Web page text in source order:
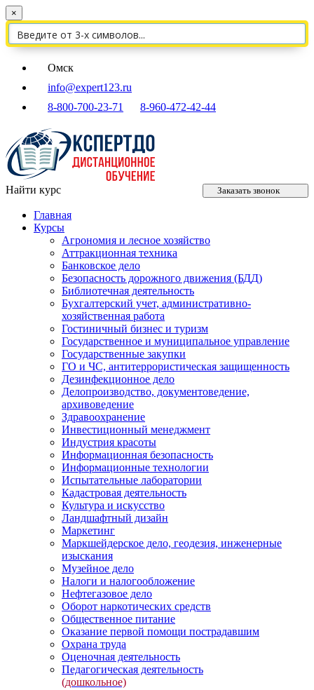
×
Омск
info@expert123.ru
8-800-700-23-71
8-960-472-42-44
Найти курс Заказать звонок
Главная
Курсы
Агрономия и лесное хозяйство
Аттракционная техника
Банковское дело
Безопасность дорожного движения (БДД)
Библиотечная деятельность
Бухгалтерский учет, административно-
хозяйственная работа
Гостиничный бизнес и туризм
Государственное и муниципальное управление
Государственные закупки
ГО и ЧС, антитеррористическая защищенность
Дезинфекционное дело
Делопроизводство, документоведение,
архивоведение
Здравоохранение
Инвестиционный менеджмент
Индустрия красоты
Информационная безопасность
Информационные технологии
Испытательные лаборатории
Кадастровая деятельность
Культура и искусство
Ландшафтный дизайн
Маркетинг
Маркшейдерское дело, геодезия, инженерные
изыскания
Музейное дело
Налоги и налогообложение
Нефтегазовое дело
Оборот наркотических средств
Общественное питание
Оказание первой помощи пострадавшим
Охрана труда
Оценочная деятельность
Педагогическая деятельность
(дошкольное)